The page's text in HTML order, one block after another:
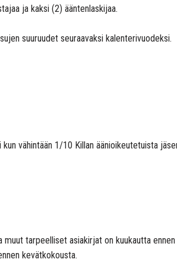
ja kaksi (2) ääntenlaskijaa.
suuruudet seuraavaksi kalenterivuodeksi.
vähintään 1/10 Killan äänioikeutetuista
tarpeelliset asiakirjat on kuukautta
kevätkokousta.